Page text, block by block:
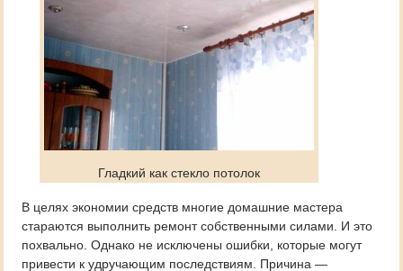
Гладкий как стекло потолок
В целях экономии средств многие домашние мастера
стараются выполнить ремонт собственными силами. И это
похвально. Однако не исключены ошибки, которые могут
привести к удручающим последствиям. Причина —